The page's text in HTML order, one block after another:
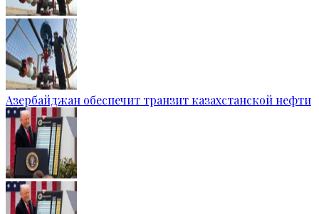
Азербайджан обеспечит транзит казахстанской нефти